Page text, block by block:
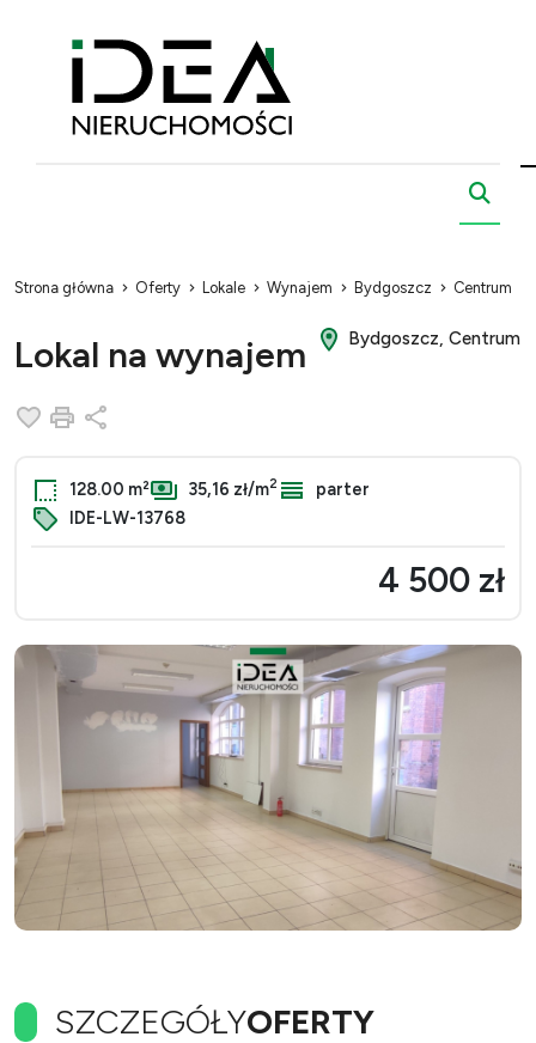
Strona główna Oferty Lokale Wynajem Bydgoszcz Centrum
Lokal na wynajem Bydgoszcz, Centrum
Dodaj do ulubionych
Drukuj
128.00 m² 35,16 zł/m2
parter
IDE-LW-13768
4 500 zł
SZCZEGÓŁYOFERTY